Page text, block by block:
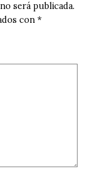
será publicada.
con*